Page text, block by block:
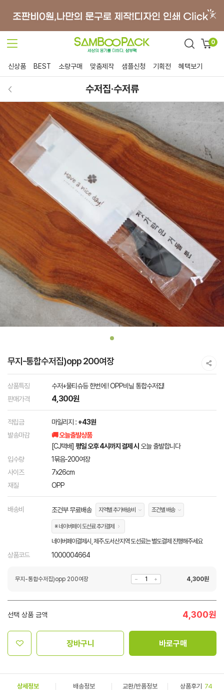
0
신상품 BEST 소량구매 맞춤제작 샘플신청 기획전 혜택보기
수저집·수저류
무지-통합수저집)opp 200여장
상품특징
수저+물티슈등 한번에 ! OPP비닐 통합수저집!
판매가격
4,300원
적립금 마일리지 : +43원
발송마감
🚚 오늘출발상품
[CJ택배] 평일 오후 4시까지 결제 시 오늘 출발합니다
입수량
1묶음-200여장
사이즈
7x26cm
재질
OPP
배송비 조건부 무료배송 지역별 추가배송비 조건별 배송
※ 네이버페이 도선료 추가결제
네이버페이결제시, 제주.도서산지역 도선료는 별도결제 진행해주세요
상품코드 1000004664
무지-통합수저집)opp 200여장 4,300원
선택 상품 금액 4,300원
장바구니 바로구매
상세정보 배송정보 교환/반품정보 상품후기 74